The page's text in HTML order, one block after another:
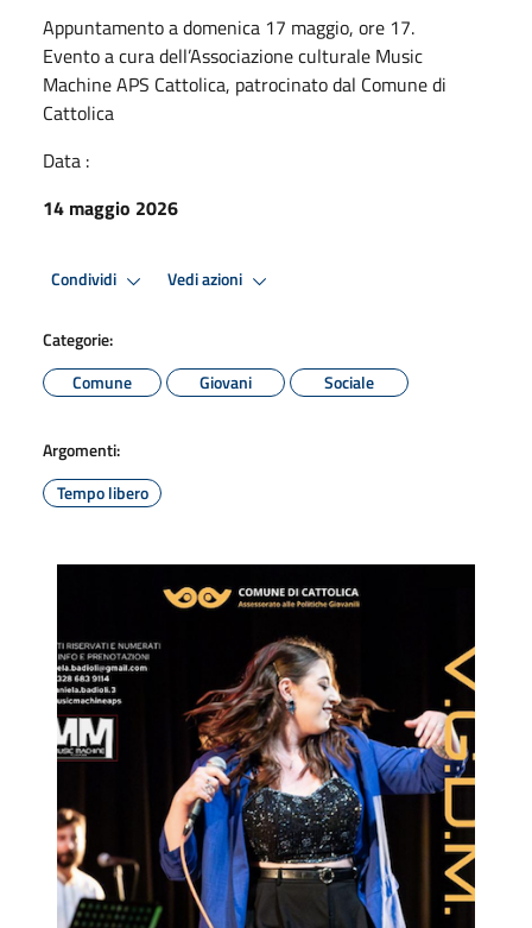
Appuntamento a domenica 17 maggio, ore 17.
Evento a cura dell’Associazione culturale Music
Machine APS Cattolica, patrocinato dal Comune di
Cattolica
Data :
14 maggio 2026
Condividi Vedi azioni
Categorie:
Comune
Giovani Sociale
Argomenti:
Tempo libero